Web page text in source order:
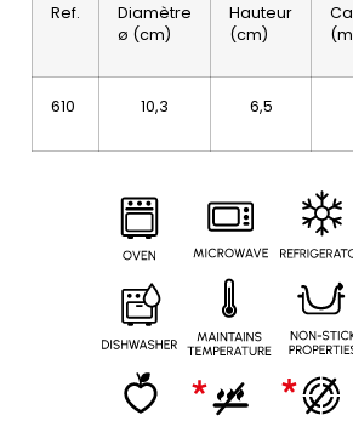
Ref.
Diamètre
ø (cm)
Hauteur
(cm)
610 10,3 6,5